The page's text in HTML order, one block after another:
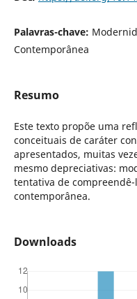
Palavras-chave:
Contemporânea
Resumo
Este texto propõe uma
conceituais de caráter
apresentados, muitas
mesmo depreciativas:
tentativa de
contemporânea.
Downloads